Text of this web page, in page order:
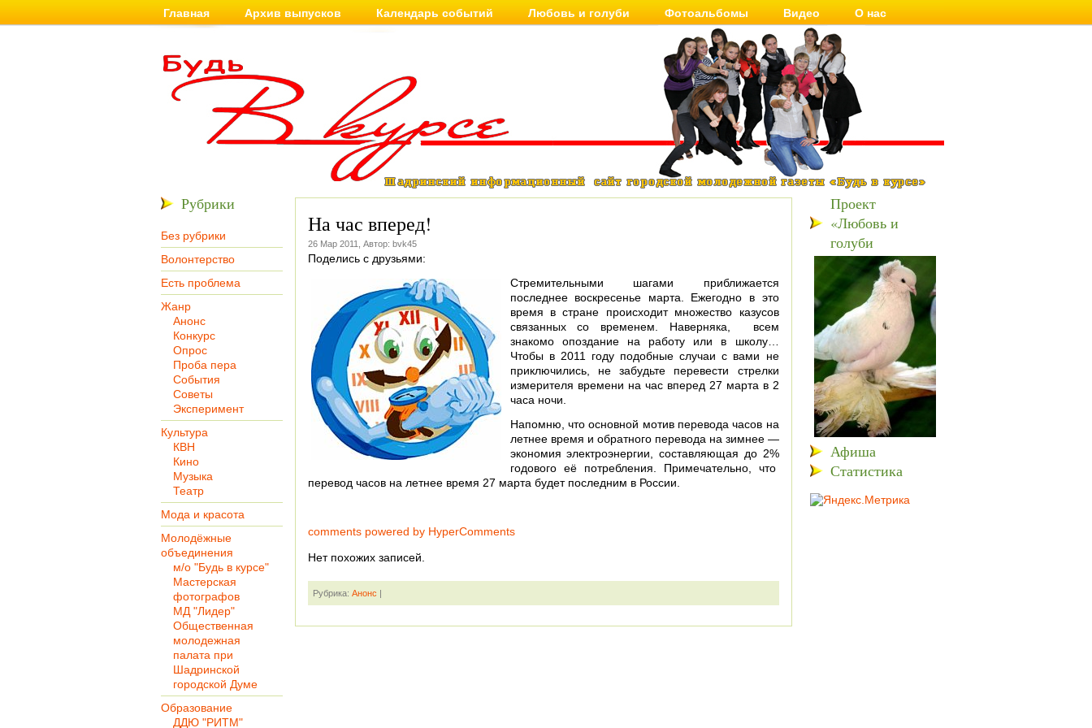
Главная Архив выпусков Календарь событий Любовь и голуби Фотоальбомы Видео О нас
Рубрики
Без рубрики
Волонтерство
Есть проблема
Жанр
Анонс
Конкурс
Опрос
Проба пера
События
Советы
Эксперимент
Культура
КВН
Кино
Музыка
Театр
Мода и красота
Молодёжные
объединения
м/о "Будь в курсе"
Мастерская
фотографов
МД "Лидер"
Общественная
молодежная
палата при
Шадринской
городской Думе
Образование
ДДЮ "РИТМ"
На час вперед!
26 Мар 2011, Автор: bvk45
Поделись с друзьями:
Стремительными шагами приближается
последнее воскресенье марта. Ежегодно в это
время в стране происходит множество казусов
связанных со временем. Наверняка, всем
знакомо опоздание на работу или в школу…
Чтобы в 2011 году подобные случаи с вами не
приключились, не забудьте перевести стрелки
измерителя времени на час вперед 27 марта в 2
часа ночи.
Напомню, что основной мотив перевода часов на
летнее время и обратного перевода на зимнее —
экономия электроэнергии, составляющая до 2%
годового её потребления. Примечательно, что
перевод часов на летнее время 27 марта будет последним в России.
comments powered by HyperComments
Нет похожих записей.
Рубрика: Анонс
Проект
«Любовь и
голуби
Афиша
Статистика